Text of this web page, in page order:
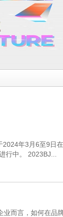
年3月6至9日
行中。 2023BJ...
而言，如何在品